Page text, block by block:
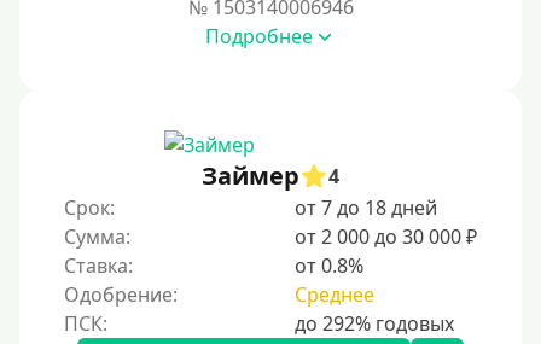
Без подтверждения дохода
Без справок и поручителей
Без посредников
Процент
№ 1503140006946
Подробнее
Займер
4
Срок:
от 7 до 18 дней
Сумма:
от 2 000 до 30 000 ₽
Ставка:
от 0.8%
Одобрение:
Среднее